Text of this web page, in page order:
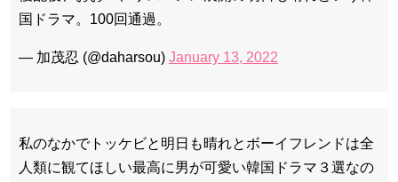
国ドラマ。100回通過。
— 加茂忍 (@daharsou) January 13, 2022
私のなかでトッケビと明日も晴れとボーイフレンドは全
人類に観てほしい最高に男が可愛い韓国ドラマ３選なの